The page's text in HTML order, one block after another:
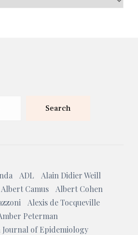
Search
ADL
Alain Didier Weill
Albert Camus
Albert Cohen
Alexis de Tocqueville
Peterman
Journal of Epidemiology